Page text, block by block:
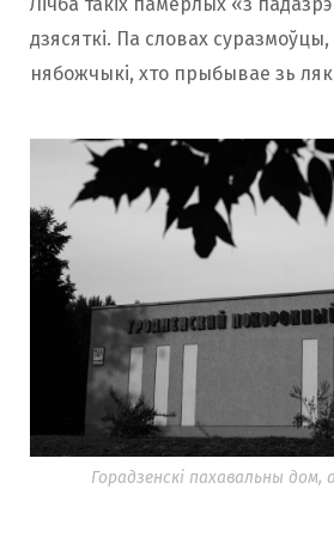
Лічба такіх памерлых «з
дзясяткі. Па словах суразмоўцы,
нябожчыкі, хто прыбывае зь
Горадзенскі пахавальны дом,